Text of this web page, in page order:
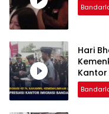
Hari